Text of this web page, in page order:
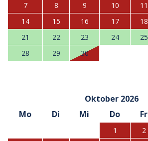
7
8 9 10 11
14
15 16 17 18
21
22 23 24 25
28
29 30
Oktober 2026
Mo
Di Mi Do Fr
1 2